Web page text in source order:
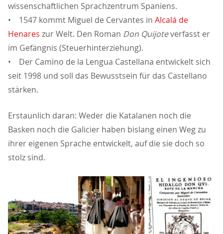
wissenschaftlichen Sprachzentrum Spaniens.
• 1547 kommt Miguel de Cervantes in Alcalá de
Henares zur Welt. Den Roman Don Quijoteverfasst er
im Gefängnis (Steuerhinterziehung).
• Der Camino de la Lengua Castellana entwickelt sich
seit 1998 und soll das Bewusstsein für das Castellano
stärken.
Erstaunlich daran: Weder die Katalanen noch die
Basken noch die Galicier haben bislang einen Weg zu
ihrer eigenen Sprache entwickelt, auf die sie doch so
stolz sind.